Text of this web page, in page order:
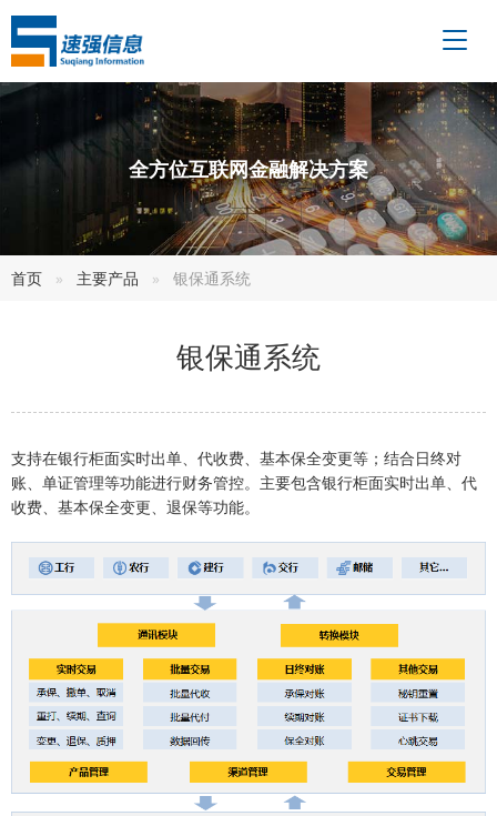
全方位互联网金融解决方案
首页 主要产品 银保通系统
银保通系统
支持在银行柜面实时出单、代收费、基本保全变更等；结合日终对
账、单证管理等功能进行财务管控。主要包含银行柜面实时出单、代
收费、基本保全变更、退保等功能。